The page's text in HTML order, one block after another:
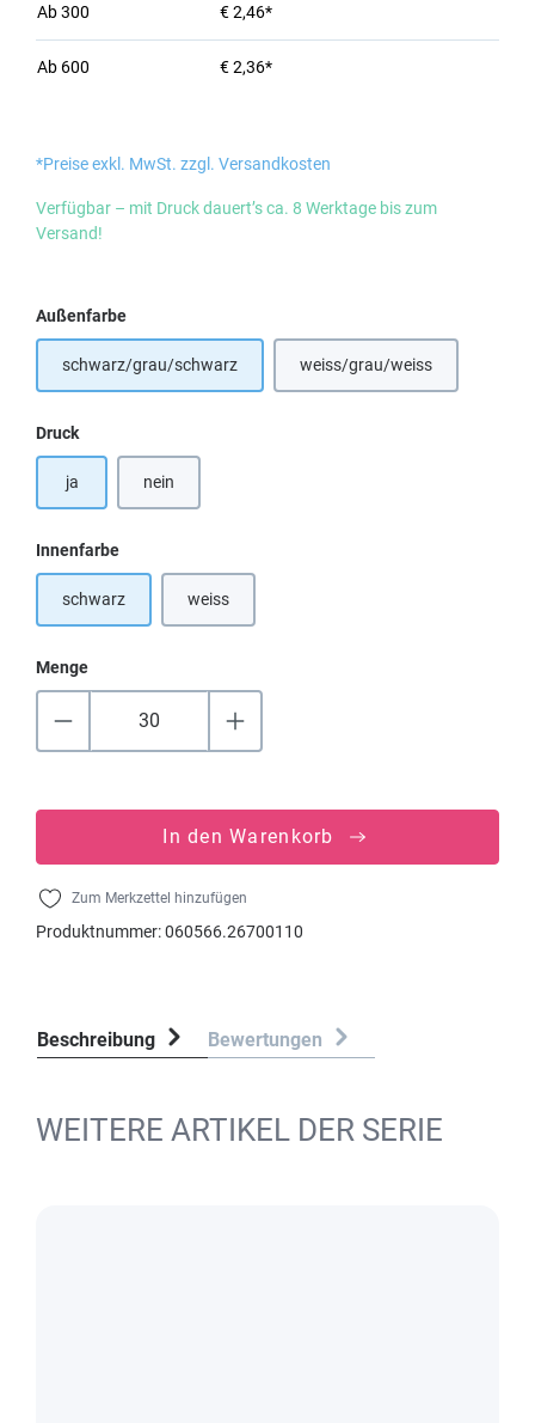
Ab300 € 2,46*
Ab 600 € 2,36*
*Preise exkl. MwSt. zzgl. Versandkosten
Verfügbar – mit Druck dauert’s ca. 8 Werktage bis zum
Versand!
Außenfarbeauswählen
schwarz/grau/schwarz weiss/grau/weiss(Diese Option ist zurzeit
Druckauswählen
ja nein
Innenfarbeauswählen
schwarz weiss(Diese Option ist zurzeit nicht verfügbar.)
Menge
In den Warenkorb
Zum Merkzettel hinzufügen
Produktnummer:060566.26700110
Beschreibung Bewertungen
WEITERE ARTIKEL DER SERIE